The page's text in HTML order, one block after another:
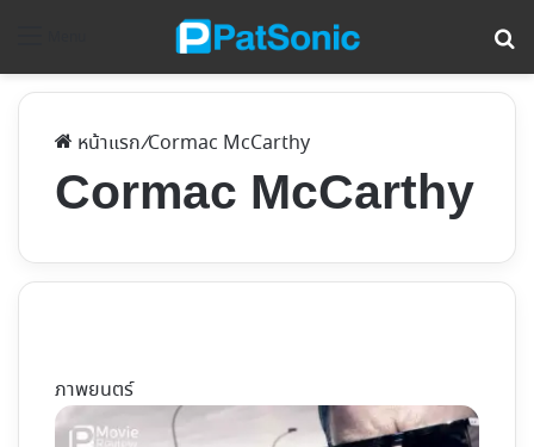
หน้าแรก/Cormac McCarthy
Cormac McCarthy
ภาพยนตร์